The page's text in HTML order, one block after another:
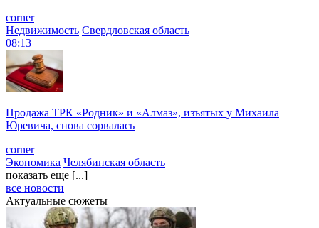
corner
Недвижимость Свердловская область
08:13
Продажа ТРК «Родник» и «Алмаз», изъятых у Михаила
Юревича, снова сорвалась
corner
Экономика Челябинская область
показать еще [...]
все новости
Актуальные сюжеты